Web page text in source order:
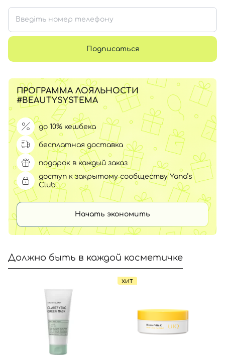
Подписаться
ПРОГРАММА ЛОЯЛЬНОСТИ
#BEAUTYSYSTEMA
до 10% кешбека
бесплатная доставка
подарок в каждый заказ
доступ к закрытому сообществу Yana’s
Club
Начать экономить
Должно быть в каждой косметичке
ХИТ